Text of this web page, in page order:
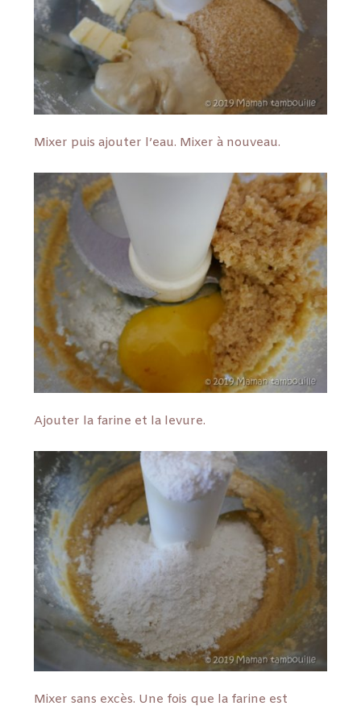
Mixer puis ajouter l’eau. Mixer à nouveau.
Ajouter la farine et la levure.
Mixer sans excès. Une fois que la farine est